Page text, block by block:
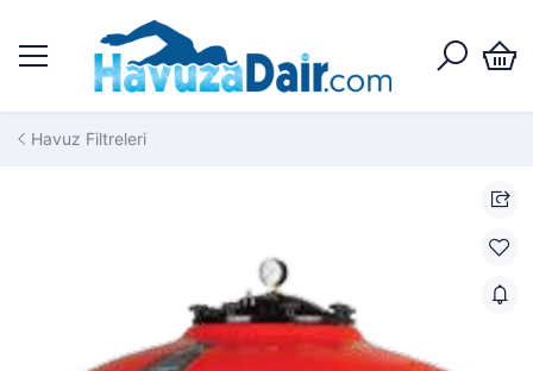
Havuz Filtreleri